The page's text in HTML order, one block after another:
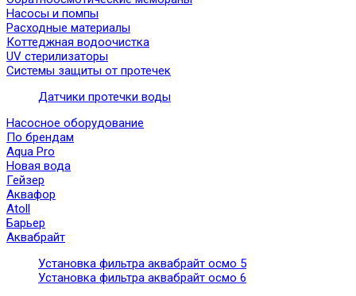
Насосы и помпы
Расходные материалы
Коттеджная водоочистка
UV стерилизаторы
Системы защиты от протечек
Датчики протечки воды
Насосное оборудование
По брендам
Aqua Pro
Новая вода
Гейзер
Аквафор
Atoll
Барьер
Аквабрайт
Установка фильтра аквабрайт осмо 5
Установка фильтра аквабрайт осмо 6